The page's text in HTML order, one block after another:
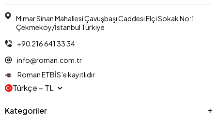
Mimar Sinan Mahallesi Çavuşbaşı Caddesi Elçi Sokak No:1
Çekmeköy/İstanbul Türkiye
+90 216 641 33 34
info@roman.com.tr
Roman ETBİS’e kayıtlıdır
Türkçe − TL
Kategoriler